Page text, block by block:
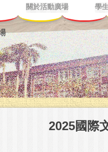
關於活動廣場 學
2025國際